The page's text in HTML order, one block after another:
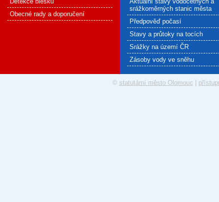
Obecné rady a doporučení
srážkoměrných stanic města
Předpověď počasí
Stavy a průtoky na tocích
Srážky na území ČR
Zásoby vody ve sněhu
© statutární město Olomouc